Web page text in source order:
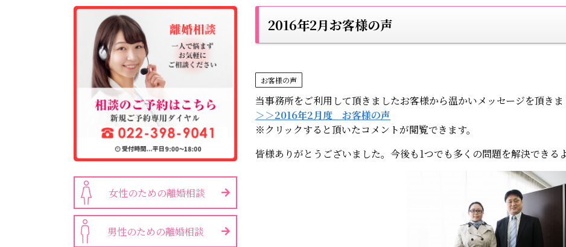
女性のための離婚相談
男性のための離婚相談
2016年2月お客様の声
お客様の声
当事務所をご利用して頂きましたお客様から温かいメッセージを頂きま
＞＞2016年2月度 お客様の声
※クリックすると頂いたコメントが閲覧できます。
皆様ありがとうございました。今後も1つでも多くの問題を解決できる